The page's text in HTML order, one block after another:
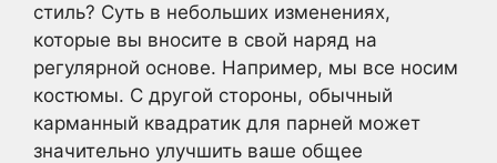
стиль? Суть в небольших изменениях,
которые вы вносите в свой наряд на
регулярной основе. Например, мы все носим
костюмы. С другой стороны, обычный
карманный квадратик для парней может
значительно улучшить ваше общее